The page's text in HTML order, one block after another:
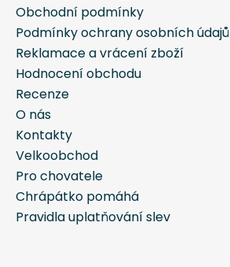
Obchodní podmínky
Podmínky ochrany osobních údajů
Reklamace a vrácení zboží
Hodnocení obchodu
Recenze
O nás
Kontakty
Velkoobchod
Pro chovatele
Chrápátko pomáhá
Pravidla uplatňování slev